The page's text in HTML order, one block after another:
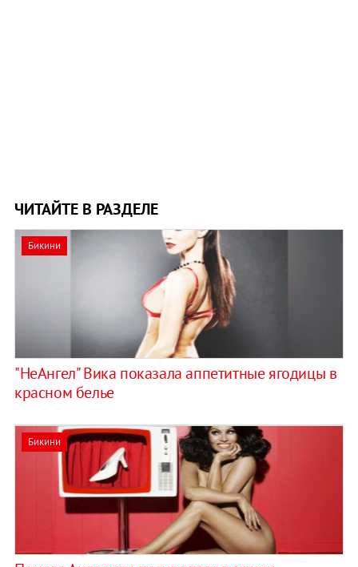
ЧИТАЙТЕ В РАЗДЕЛЕ
Бикини
"НеАнгел" Вика показала аппетитные ягодицы в
красном белье
Бикини